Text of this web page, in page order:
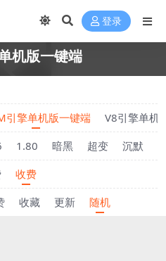
登录
机版一键端
引擎单机版一键端
V8引擎单机
1.80 暗黑 超变 沉默
收费
收藏 更新 随机